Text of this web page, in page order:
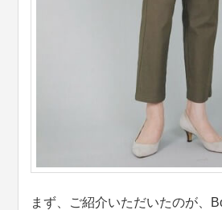
まず、ご紹介いただいたのが、